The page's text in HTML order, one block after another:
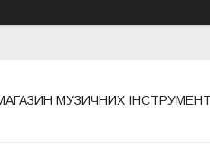
МУЗИЧНИХ